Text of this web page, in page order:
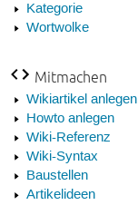
Kategorie
Wortwolke
Mitmachen
Wikiartikel anlegen
Howto anlegen
Wiki-Referenz
Wiki-Syntax
Baustellen
Artikelideen